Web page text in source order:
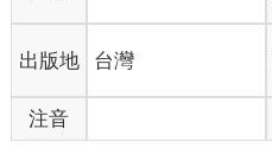
出版地 台灣
注音